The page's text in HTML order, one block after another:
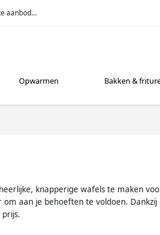
aanbod...
Opwarmen Bakken &
knapperige wafels te maken
aan je behoeften te voldoen.